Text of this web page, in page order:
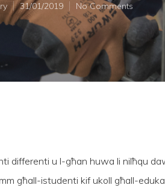
31/01/2019 No Comments
differenti u l-għan huwa li nilħqu
għall-istudenti kif ukoll għall-